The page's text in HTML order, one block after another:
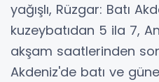
yağışlı, Rüzgar: Batı
kuzeybatıdan 5 ila 7,
akşam saatlerinden
Akdeniz'de batı ve